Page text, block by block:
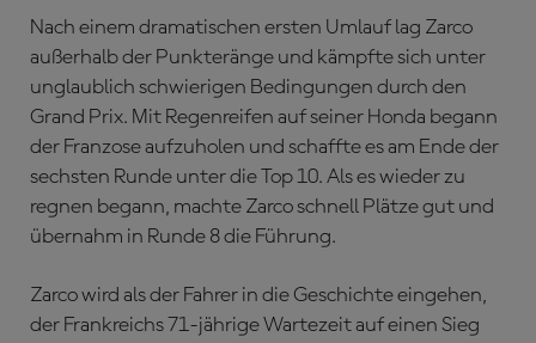
Nach einem dramatischen ersten Umlauf lag Zarco
außerhalb der Punkteränge und kämpfte sich unter
unglaublich schwierigen Bedingungen durch den
Grand Prix. Mit Regenreifen auf seiner Honda begann
der Franzose aufzuholen und schaffte es am Ende der
sechsten Runde unter die Top 10. Als es wieder zu
regnen begann, machte Zarco schnell Plätze gut und
übernahm in Runde 8 die Führung.
Zarco wird als der Fahrer in die Geschichte eingehen,
der Frankreichs 71-jährige Wartezeit auf einen Sieg